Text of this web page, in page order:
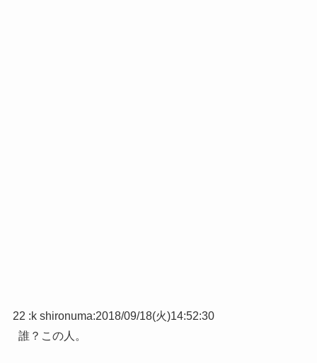
22 :k shironuma:2018/09/18(火)14:52:30
誰？この人。